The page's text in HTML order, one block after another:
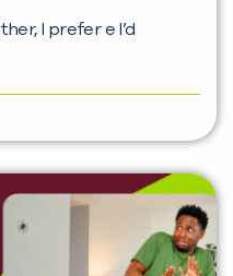
I prefer e I’d